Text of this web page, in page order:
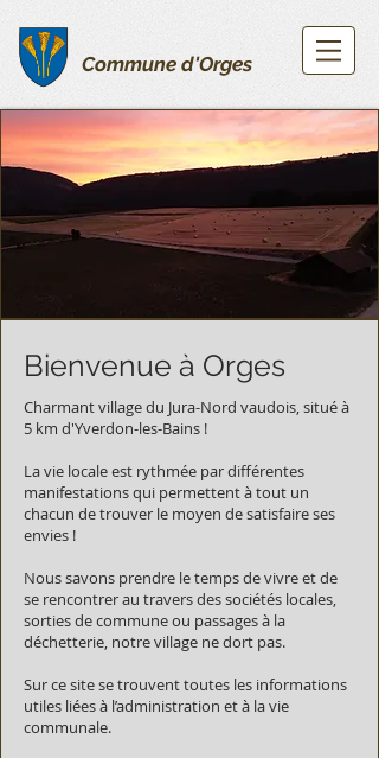
Commune d'Orges
Bienvenue à Orges
Charmant village du Jura-Nord vaudois, situé à
5 km d'Yverdon-les-Bains !
La vie locale est rythmée par différentes
manifestations qui permettent à tout un
chacun de trouver le moyen de satisfaire ses
envies !
Nous savons prendre le temps de vivre et de
se rencontrer au travers des sociétés locales,
sorties de commune ou passages à la
déchetterie, notre village ne dort pas.
Sur ce site se trouvent toutes les informations
utiles liées à l’administration et à la vie
communale.